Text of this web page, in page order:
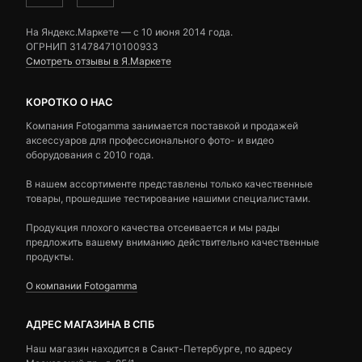
На Яндекс.Маркете — c 10 июня 2014 года.
ОГРНИП 314784710100933
Смотреть отзывы в Я.Маркете
КОРОТКО О НАС
Компания Fotogamma занимается поставкой и продажей
аксессуаров для профессионального фото- и видео
оборудования с 2010 года.
В нашем ассортименте представлены только качественные
товары, прошедшие тестирование нашими специалистами.
Продукция плохого качества отсеивается и мы рады
предложить вашему вниманию действительно качественные
продукты.
О компании Fotogamma
АДРЕС МАГАЗИНА В СПБ
Наш магазин находится в Санкт-Петербурге, по адресу